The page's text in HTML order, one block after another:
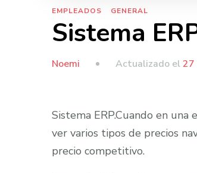
EMPLEADOS GENERAL
Sistema
Noemi Actualizado el27
Sistema ERP.Cuando en
ver varios tipos de precios
precio competitivo.